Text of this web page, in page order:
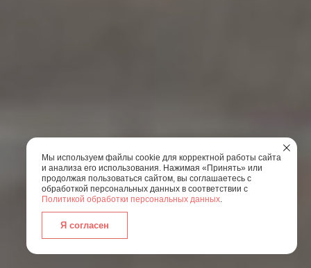
Мы используем файлы cookie для корректной работы сайта
и анализа его использования. Нажимая «Принять» или
продолжая пользоваться сайтом, вы соглашаетесь с
обработкой персональных данных в соответствии с
Политикой обработки персональных данных.
Я согласен